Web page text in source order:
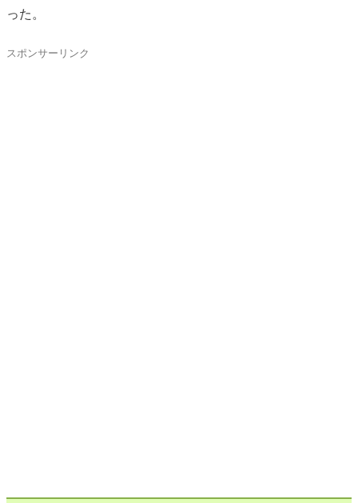
った。
スポンサーリンク